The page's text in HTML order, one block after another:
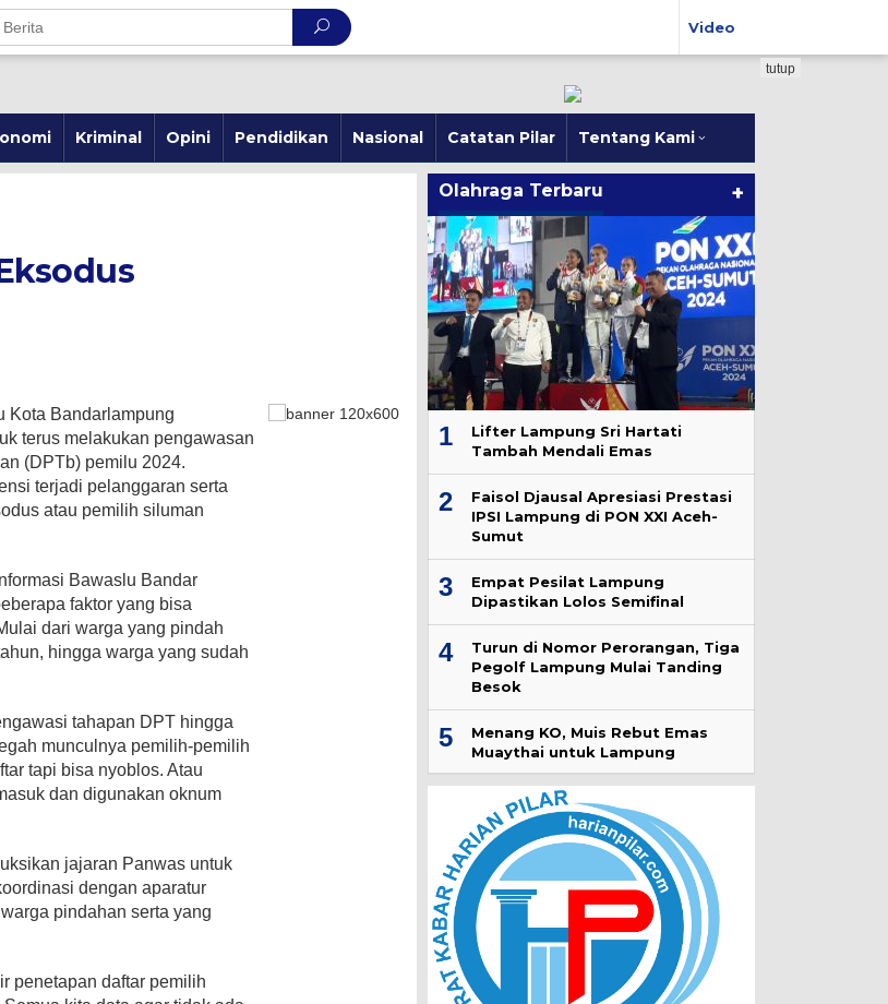
Video
Kriminal Opini Pendidikan Nasional Catatan Pilar Tentang Kami
tutup
Kota Bandarlampung
terus melakukan pengawasan
(DPTb) pemilu 2024.
terjadi pelanggaran serta
atau pemilih siluman
Bawaslu Bandar
faktor yang bisa
dari warga yang pindah
hingga warga yang sudah
tahapan DPT hingga
munculnya pemilih-pemilih
tapi bisa nyoblos. Atau
dan digunakan oknum
jajaran Panwas untuk
dengan aparatur
pindahan serta yang
penetapan daftar pemilih
Olahraga Terbaru +
1
Lifter Lampung Sri Hartati
Tambah Mendali Emas
2
Faisol Djausal Apresiasi Prestasi
IPSI Lampung di PON XXI Aceh-
Sumut
3
Empat Pesilat Lampung
Dipastikan Lolos Semifinal
4
Turun di Nomor Perorangan, Tiga
Pegolf Lampung Mulai Tanding
Besok
5
Menang KO, Muis Rebut Emas
Muaythai untuk Lampung